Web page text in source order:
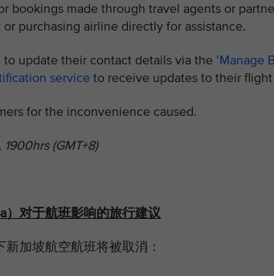
bookings made through travel agents or
purchasing airline directly for assistance.
update their contact details via the ‘Manage
service to receive updates to their flight
for the inconvenience caused.
(GMT+8)
）对于航班影响的旅行建议
新加坡航空航班将被取消：